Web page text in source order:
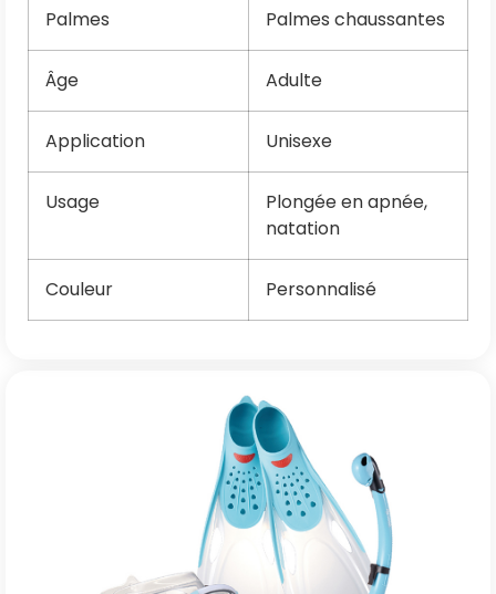
Palmes Palmes chaussantes
Âge Adulte
Application Unisexe
Usage
Plongée en apnée,
natation
Couleur Personnalisé